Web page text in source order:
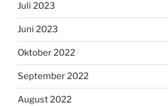
Juli 2023
Juni 2023
Oktober 2022
September 2022
August 2022